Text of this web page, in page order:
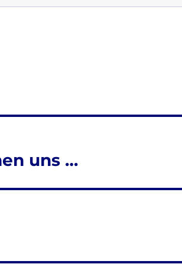
uns …